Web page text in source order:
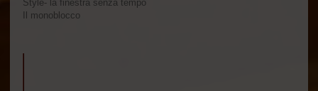
Style- la finestra senza tempo
Il monoblocco